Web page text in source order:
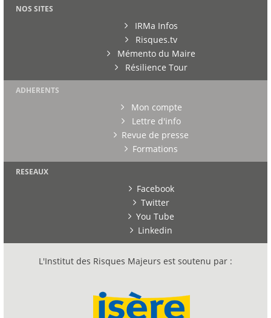
NOS SITES
IRMa Infos
Risques.tv
Mémento du Maire
Résilience Tour
ADHERENTS
Mon compte
Lettre d'info
Revue de presse
Formations
RESEAUX
Facebook
Twitter
You Tube
Linkedin
L'Institut des Risques Majeurs est soutenu par :